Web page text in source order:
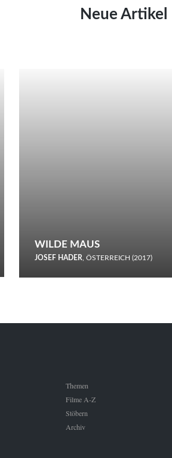
Neue Artikel
WILDE MAUS
JOSEF HADER, ÖSTERREICH (2017)
Schnee.
Themen
Filme A-Z
Stöbern
Archiv